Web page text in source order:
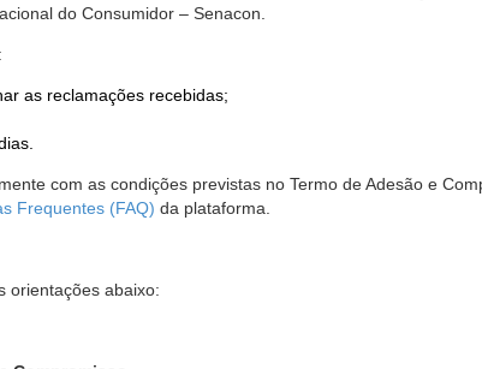
do Consumidor – Senacon.
as reclamações recebidas;
com as condições previstas no Termo de Adesão e
Frequentes (FAQ) da plataforma.
orientações abaixo: